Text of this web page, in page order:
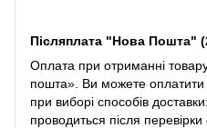
Післяплата "Нова Пошта"
Оплата при отриманні
пошта». Ви можете
при виборі способів
проводиться після